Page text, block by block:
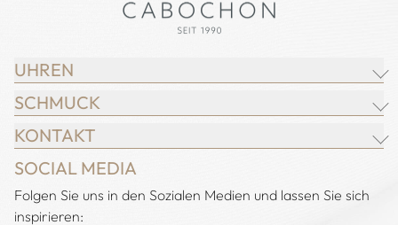
UHREN
BREITLING
CHOPARD
IWC SCHAFFHAUSEN
JACOB & CO.
SCHMUCK
JUWELIER CABOCHON
CHOPARD
DEMEGLIO
KONTAKT
Adresse:
Juwelier Cabochon
Alstertal EKZ, Heegbarg 31
SOCIAL MEDIA
Folgen Sie uns in den Sozialen Medien und lassen Sie sich
inspirieren: